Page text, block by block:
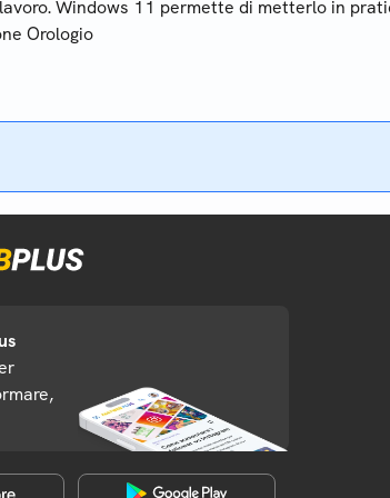
Windows 11 permette di metterlo in
Orologio